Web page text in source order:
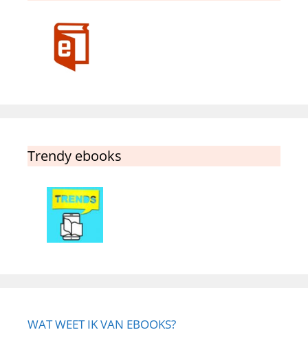
Trendy ebooks
WAT WEET IK VAN EBOOKS?